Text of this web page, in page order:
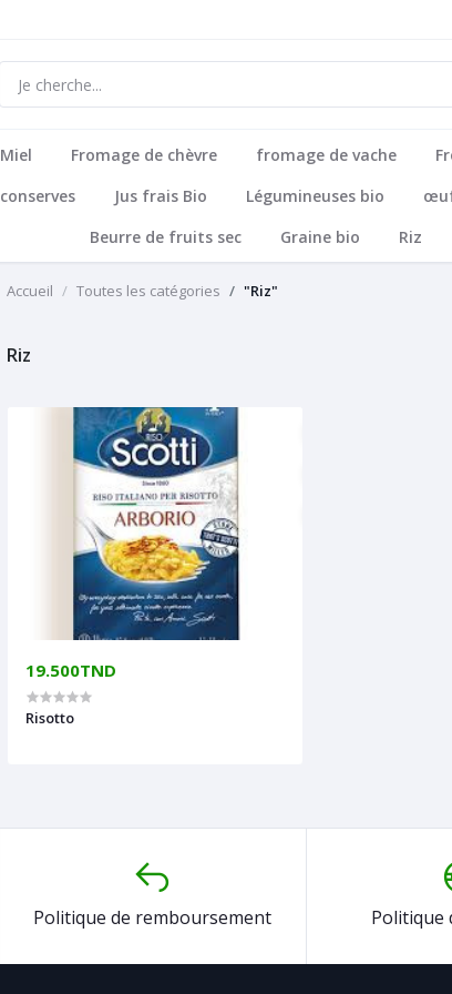
Miel Fromage de chèvre fromage de vache
conserves Jus frais Bio Légumineuses bio
Beurre de fruits sec
Graine bio Riz
Accueil Toutes les catégories "Riz"
Riz
19.500TND
Risotto
Politique de remboursement Politique